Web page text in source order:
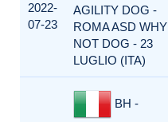
2022-
07-23
AGILITY DOG -
ROMA ASD WHY
NOT DOG - 23
LUGLIO (ITA)
BH -